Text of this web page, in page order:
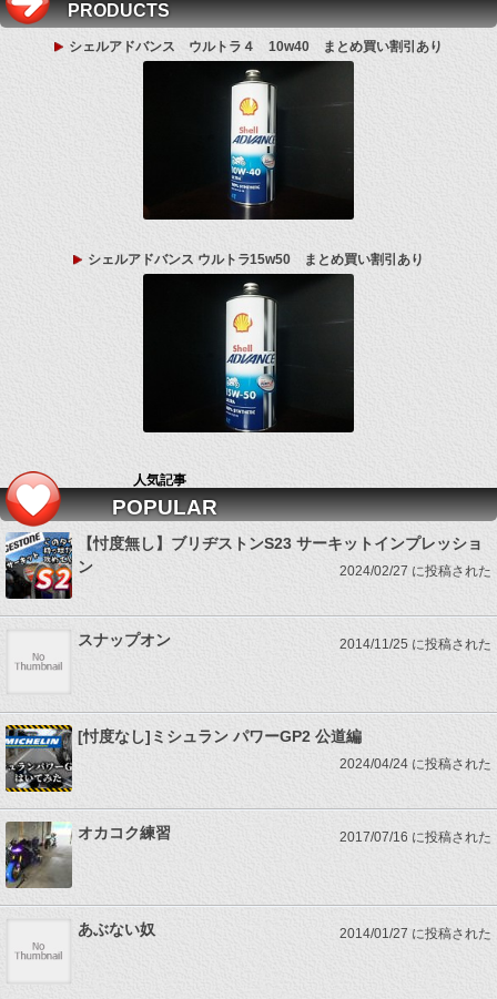
PRODUCTS
シェルアドバンス ウルトラ４ 10w40 まとめ買い割引あり
シェルアドバンス ウルトラ15w50 まとめ買い割引あり
人気記事
POPULAR
【忖度無し】ブリヂストンS23 サーキットインプレッショ
ン
2024/02/27 に投稿された
スナップオン 2014/11/25 に投稿された
[忖度なし]ミシュラン パワーGP2 公道編
2024/04/24 に投稿された
オカコク練習 2017/07/16 に投稿された
あぶない奴 2014/01/27 に投稿された